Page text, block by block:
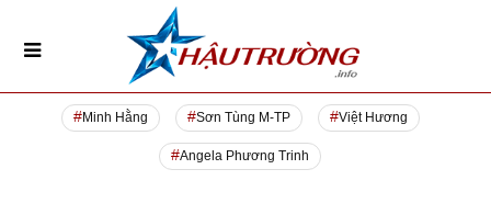
Minh Hằng Sơn Tùng M-TP Việt Hương
Angela Phương Trinh